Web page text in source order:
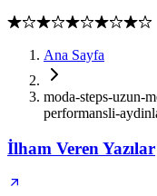
Ana Sayfa
moda-steps-uzun-
performansli-
İlham Veren Yazılar